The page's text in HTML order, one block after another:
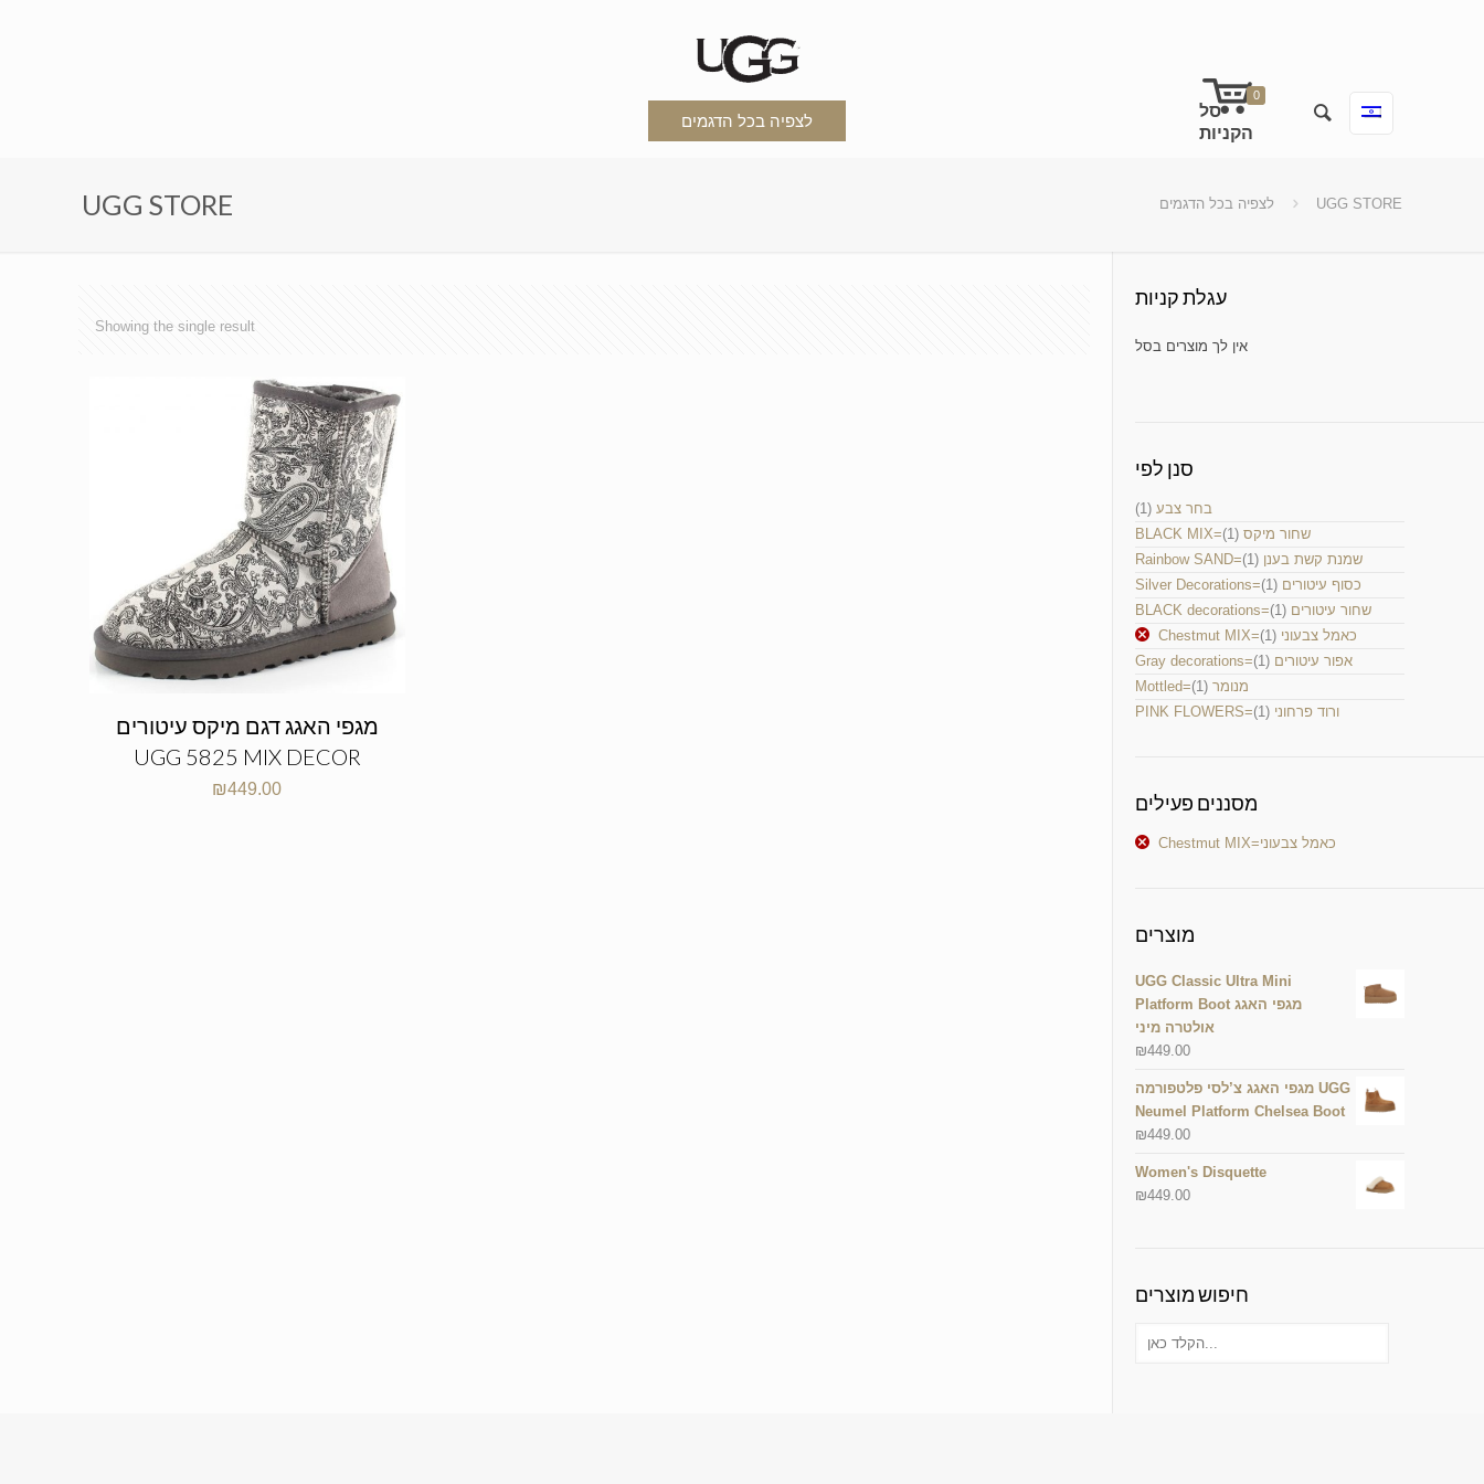
לצפיה בכל הדגמים
0
UGG STORE לצפיה בכל הדגמים UGG STORE
Showing the single result
מגפי האגג דגם מיקס עיטורים
UGG 5825 MIX DECOR
₪449.00
עגלת קניות
סנן לפי
בחר צבע (1)
BLACK MIX=שחור מיקס (1)
Rainbow SAND=שמנת קשת בענן (1)
Silver Decorations=כסוף עיטורים (1)
BLACK decorations=שחור עיטורים (1)
Chestmut MIX=כאמל צבעוני (1)
Gray decorations=אפור עיטורים (1)
Mottled=מנומר (1)
PINK FLOWERS=ורוד פרחוני (1)
מסננים פעילים
Chestmut MIX=כאמל צבעוני
מוצרים
UGG Classic Ultra Mini
Platform Boot מגפי האגג
אולטרה מיני
₪449.00
מגפי האגג צ’לסי פלטפורמה UGG
Neumel Platform Chelsea Boot
₪449.00
Women's Disquette
₪449.00
חיפוש מוצרים